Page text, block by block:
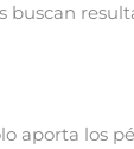
aporta los